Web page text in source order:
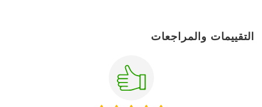
التقييمات والمراجعات